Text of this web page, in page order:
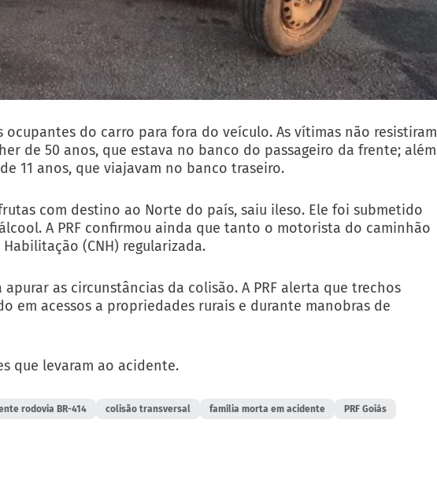
do carro para fora do veículo. As vítimas não resistiram
de 50 anos, que estava no banco do passageiro da frente; além
11 anos, que viajavam no banco traseiro.
com destino ao Norte do país, saiu ileso. Ele foi submetido
A PRF confirmou ainda que tanto o motorista do caminhão
(CNH) regularizada.
as circunstâncias da colisão. A PRF alerta que trechos
em acessos a propriedades rurais e durante manobras de
que levaram ao acidente.
rodovia BR-414 colisão transversal família morta em acidente PRF Goiás